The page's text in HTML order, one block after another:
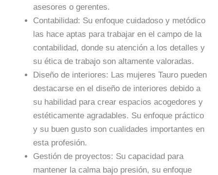
asesores o gerentes.
Contabilidad: Su enfoque cuidadoso y metódico
las hace aptas para trabajar en el campo de la
contabilidad, donde su atención a los detalles y
su ética de trabajo son altamente valoradas.
Diseño de interiores: Las mujeres Tauro pueden
destacarse en el diseño de interiores debido a
su habilidad para crear espacios acogedores y
estéticamente agradables. Su enfoque práctico
y su buen gusto son cualidades importantes en
esta profesión.
Gestión de proyectos: Su capacidad para
mantener la calma bajo presión, su enfoque